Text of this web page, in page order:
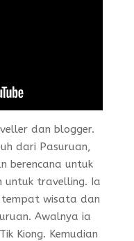
dan blogger.
dari Pasuruan,
berencana untuk
untuk travelling. Ia
tempat wisata dan
Awalnya ia
Kiong. Kemudian